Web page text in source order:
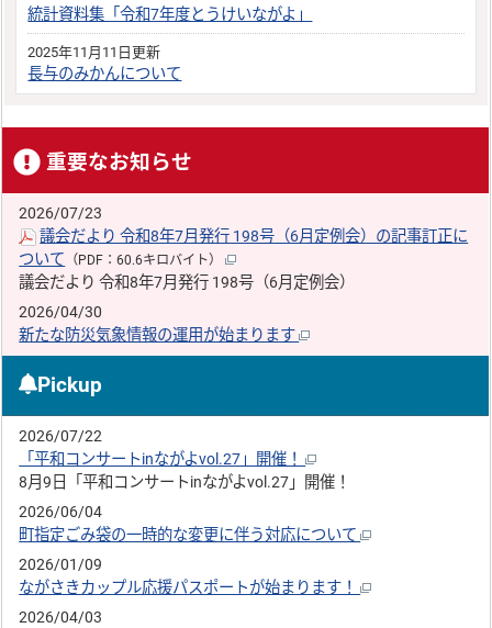
統計資料集「令和7年度とうけいながよ」
2025年11月11日更新
長与のみかんについて
重要なお知らせ
2026/07/23
議会だより 令和8年7月発行 198号（6月定例会）の記事訂正に
ついて （PDF：60.6キロバイト）
議会だより 令和8年7月発行 198号（6月定例会）
2026/04/30
新たな防災気象情報の運用が始まります
Pickup
2026/07/22
「平和コンサートinながよvol.27」開催！
8月9日「平和コンサートinながよvol.27」開催！
2026/06/04
町指定ごみ袋の一時的な変更に伴う対応について
2026/01/09
ながさきカップル応援パスポートが始まります！
2026/04/03